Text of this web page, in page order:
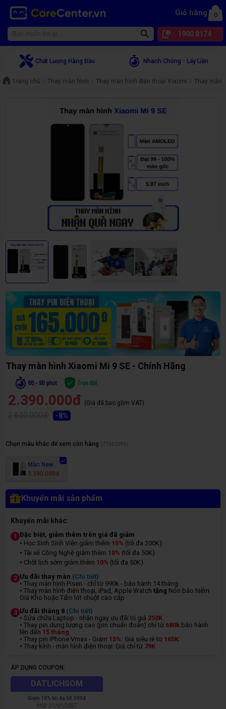
Giỏ hàng 0
1900 8174
Chất Lượng Hàng Đầu Nhanh Chóng - Lấy Liền
Trang chủ Thay màn hình Thay màn hình điện thoại Xiaomi Thay màn
Thay màn hình Xiaomi Mi 9 SE - Chính Hãng
2.390.000đ (Giá đã bao gồm VAT)
-8%
Chọn màu khác để xem còn hàng
Màn New
2.390.000đ
Khuyến mãi sản phẩm
Khuyến mãi khác:
1
Đặc biệt, giảm thêm trên giá đã giảm
• Học Sinh Sinh Viên giảm thêm 15% (tối đa 200K)
• Tài xế Công Nghệ giảm thêm 10% (tối đa 50K)
• Chốt lịch sớm giảm thêm 10% (tối đa 50K)
2 Ưu đãi thay màn (Chi tiết)
• Thay màn hình Pisen - chỉ từ 990k - bảo hành 14 tháng
• Thay màn hình điện thoại, iPad, Apple Watch tặng Nón bảo hiểm
Giá Kho hoặc Tấm lót chuột cao cấp
3 Ưu đãi tháng 8 (Chi tiết)
• Sửa chữa Laptop - nhận ngay ưu đãi trị giá 250K
• Thay pin dung lượng cao (pin chuẩn đoán) chỉ từ 680k bảo hành
lên đến 15 tháng
• Thay pin iPhone Vmas - Giảm 15%: Giá siêu rẻ từ 165K
• Thay kính - màn hình điện thoại: Giá chỉ từ 79K
ÁP DỤNG COUPON:
DATLICHSOM
Giảm 10% tối đa 50.000đ
HSD:
31/01/2027